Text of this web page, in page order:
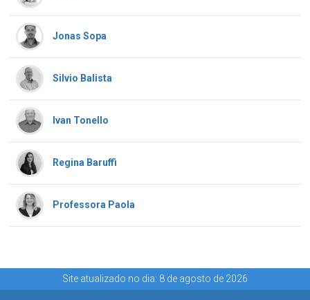
Jonas Sopa
Silvio Balista
Ivan Tonello
Regina Baruffi
Professora Paola
Site atualizado no dia: 8 de agosto de 2026